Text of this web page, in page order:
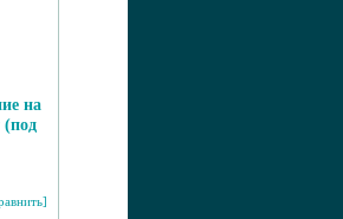
на
(под